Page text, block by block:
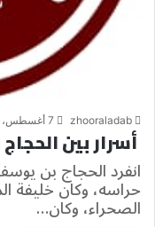
zhooraladab 7 أغسطس، 2024
أسرار بين
انفرد الحجاج بن
حراسه، وكان خليفة
الصحراء، وكان…